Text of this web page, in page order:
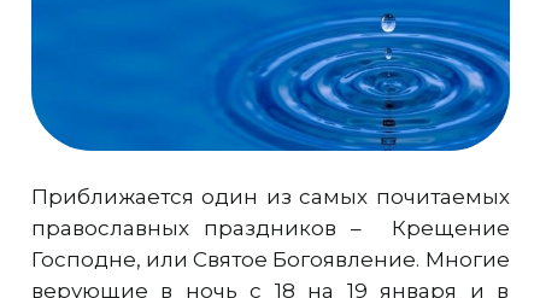
Приближается один из самых почитаемых
православных праздников – Крещение
Господне, или Святое Богоявление. Многие
верующие в ночь с 18 на 19 января и в